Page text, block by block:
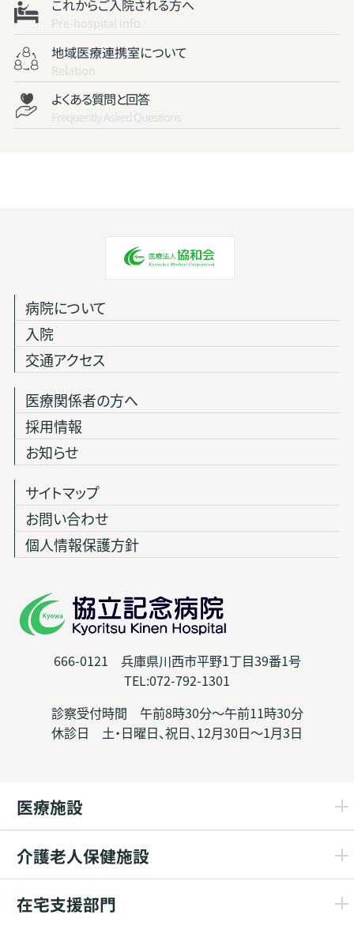
これからご入院される方へ
Pre-hospital info
地域医療連携室について
Relation
よくある質問と回答
Frequently Asked Questions
666-0121 兵庫県川西市平野1丁目39番1号
TEL:072-792-1301
診察受付時間 午前8時30分～午前11時30分
休診日 土・日曜日、祝日、12月30日～1月3日
病院について
入院
交通アクセス
医療関係者の方へ
採用情報
お知らせ
サイトマップ
お問い合わせ
個人情報保護方針
医療施設
介護老人保健施設
在宅支援部門